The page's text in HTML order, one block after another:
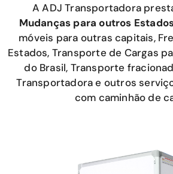
A ADJ Transportadora
Mudanças para outros
móveis para outras capitais,
Estados, Transporte de Cargas
do Brasil, Transporte
Transportadora e outros
com caminhão de